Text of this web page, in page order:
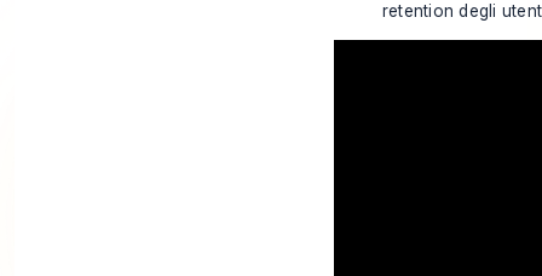
retention degli